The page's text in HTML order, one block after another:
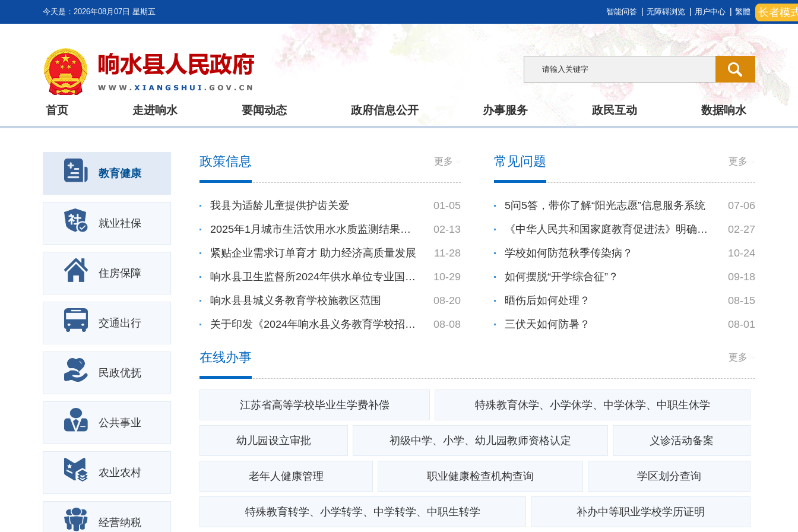
长者模
今天是： 2026年08月07日 星期五 智能问答 无障碍浏览 用户中心 繁體
首页 走进响水 要闻动态 政府信息公开 办事服务 政民互动 数据响水
教育健康
就业社保
住房保障
交通出行
民政优抚
公共事业
农业农村
经营纳税
政策信息 更多
我县为适龄儿童提供护齿关爱
01-05
2025年1月城市生活饮用水水质监测结果公示
02-13
紧贴企业需求订单育才 助力经济高质量发展
11-28
响水县卫生监督所2024年供水单位专业国家随...
10-29
响水县县城义务教育学校施教区范围
08-20
关于印发《2024年响水县义务教育学校招生工...
08-08
常见问题 更多
5问5答，带你了解“阳光志愿”信息服务系统
07-06
《中华人民共和国家庭教育促进法》明确家庭教育...
02-27
学校如何防范秋季传染病？
10-24
如何摆脱“开学综合征”？
09-18
晒伤后如何处理？
08-15
三伏天如何防暑？
08-01
在线办事 更多
江苏省高等学校毕业生学费补偿 特殊教育休学、小学休学、中学休学、中职生休学
幼儿园设立审批 初级中学、小学、幼儿园教师资格认定 义诊活动备案
老年人健康管理 职业健康检查机构查询 学区划分查询
特殊教育转学、小学转学、中学转学、中职生转学 补办中等职业学校学历证明